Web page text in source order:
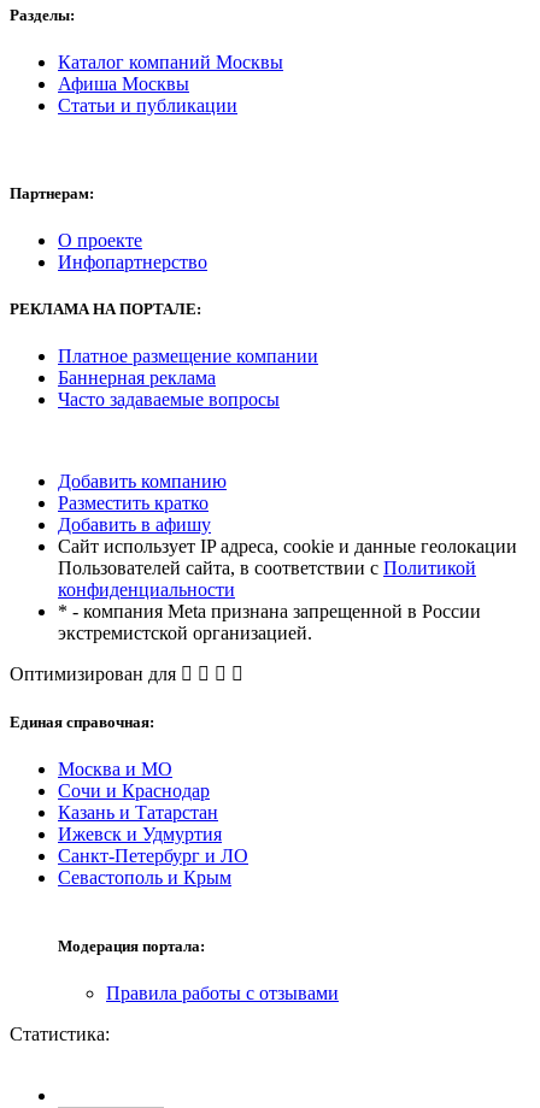
Разделы:
Каталог компаний Москвы
Афиша Москвы
Статьи и публикации
Партнерам:
О проекте
Инфопартнерство
РЕКЛАМАНА ПОРТАЛЕ:
Платное размещение компании
Баннерная реклама
Часто задаваемые вопросы
Добавить компанию
Разместить кратко
Добавить в афишу
Сайт использует IP адреса, cookie и данные геолокации
Пользователей сайта, в соответствии с Политикой
конфиденциальности
* - компания Meta признана запрещенной в России
экстремистской организацией.
Оптимизирован для
Единая справочная:
Москва и МО
Сочи и Краснодар
Казань и Татарстан
Ижевск и Удмуртия
Санкт-Петербург и ЛО
Севастополь и Крым
Модерация портала:
Правила работы с отзывами
Статистика: